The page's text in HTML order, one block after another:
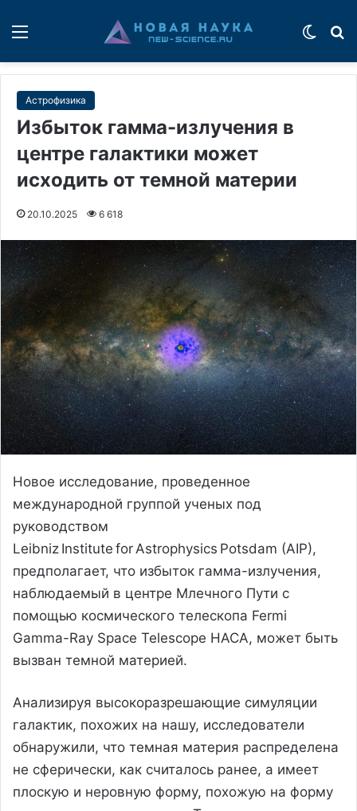
Астрофизика
Избыток гамма-излучения в
центре галактики может
исходить от темной материи
20.10.2025 6 618
Новое исследование, проведенное
международной группой ученых под
руководством
Leibniz Institute for Astrophysics Potsdam (AIP),
предполагает, что избыток гамма-излучения,
наблюдаемый в центре Млечного Пути с
помощью космического телескопа Fermi
Gamma-Ray Space Telescope НАСА, может быть
вызван темной материей.
Анализируя высокоразрешающие симуляции
галактик, похожих на нашу, исследователи
обнаружили, что темная материя распределена
не сферически, как считалось ранее, а имеет
плоскую и неровную форму, похожую на форму